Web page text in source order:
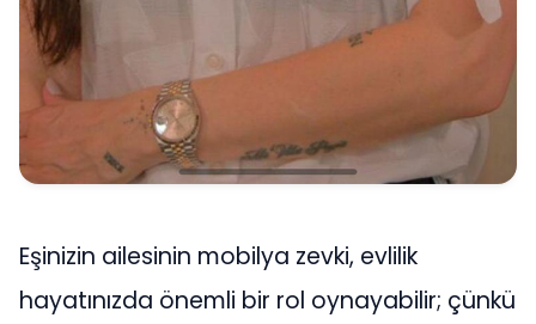
Eşinizin ailesinin mobilya zevki, evlilik
hayatınızda önemli bir rol oynayabilir; çünkü